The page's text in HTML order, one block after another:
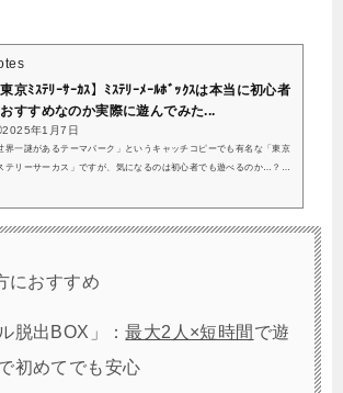
東京ﾐｽﾃﾘｰｻｰｶｽ】ﾐｽﾃﾘｰﾒｰﾙﾎﾞｯｸｽは本当に初心者
すすめなのか実際に遊んでみた...
年1月7日
界一謎があるテーマパーク」というキャッチコピーでも有名な「東京
テリーサーカス」ですが、気になるのは初心者でも遊べるのか…？と
も謎解きは今回がはじめて！という...
におすすめ
脱出BOX」：最大2人×短時間 で遊
初めてでも安心